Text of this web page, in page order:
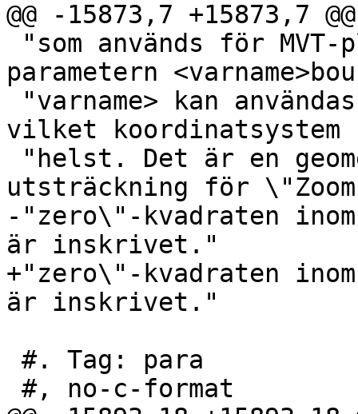
@@ -15873,7 +15873,7
parametern
vilket koordinatsystem
utsträckning för
-"zero\"-kvadraten
är inskrivet."
+"zero\"-kvadraten
är inskrivet."